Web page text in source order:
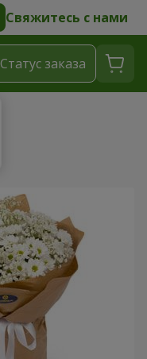
Свяжитесь с нами
Cтатус заказа